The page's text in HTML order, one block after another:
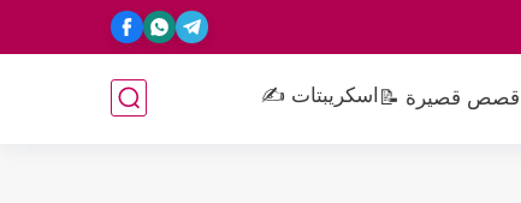
قصص قصيرة 📝 اسكريبتات ✍️